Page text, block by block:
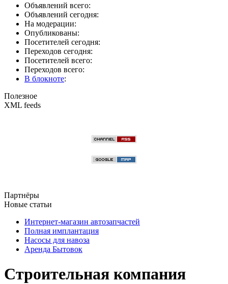
Объявлений всего:
Объявлений сегодня:
На модерации:
Опубликованы:
Посетителей сегодня:
Переходов сегодня:
Посетителей всего:
Переходов всего:
В блокноте:
Полезное
XML feeds
Партнёры
Новые статьи
Интернет-магазин автозапчастей
Полная имплантация
Насосы для навоза
Аренда Бытовок
Строительная компания